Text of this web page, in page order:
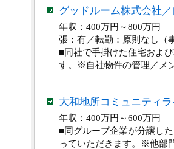
グッドルーム株式会社
年収：400万円～800万円
張：有／転勤：原則なし（
■同社で手掛けた住宅およ
す。※自社物件の管理／メ
大和地所コミュニティ
年収：400万円～600万円
■同グループ企業が分譲し
っていただきます。※他部